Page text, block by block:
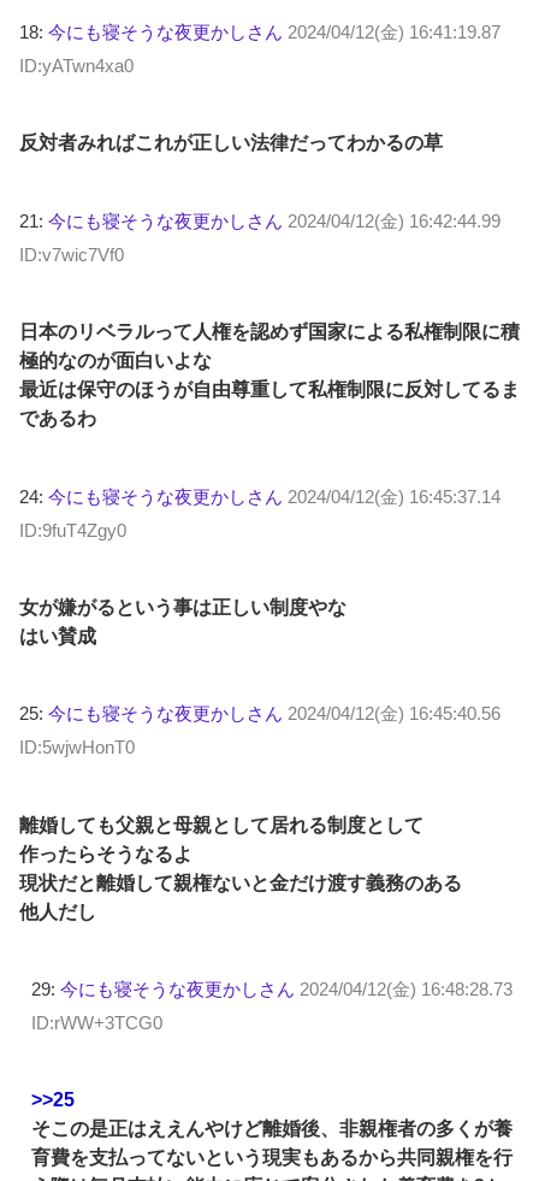
18: 今にも寝そうな夜更かしさん 2024/04/12(金) 16:41:19.87
ID:yATwn4xa0
反対者みればこれが正しい法律だってわかるの草
21: 今にも寝そうな夜更かしさん 2024/04/12(金) 16:42:44.99
ID:v7wic7Vf0
日本のリベラルって人権を認めず国家による私権制限に積
極的なのが面白いよな
最近は保守のほうが自由尊重して私権制限に反対してるま
であるわ
24: 今にも寝そうな夜更かしさん 2024/04/12(金) 16:45:37.14
ID:9fuT4Zgy0
女が嫌がるという事は正しい制度やな
はい賛成
25: 今にも寝そうな夜更かしさん 2024/04/12(金) 16:45:40.56
ID:5wjwHonT0
離婚しても父親と母親として居れる制度として
作ったらそうなるよ
現状だと離婚して親権ないと金だけ渡す義務のある
他人だし
29: 今にも寝そうな夜更かしさん 2024/04/12(金) 16:48:28.73
ID:rWW+3TCG0
>>25
そこの是正はええんやけど離婚後、非親権者の多くが養
育費を支払ってないという現実もあるから共同親権を行